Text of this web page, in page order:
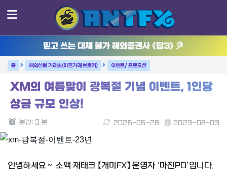
믿고 쓰는 대체 불가 해외증권사 《탑3》
해외선물 거래소(마진거래 브로커) 이벤트/ 프로모션
XM의 여름맞이 광복절 기념 이벤트, 1인당
상금 규모 인상!
2023-08-03
2025-05-28
분량: 3 분
안녕하세요～ 소액 재태크 【개미FX】 운영자 ‘마진PD’입니다.